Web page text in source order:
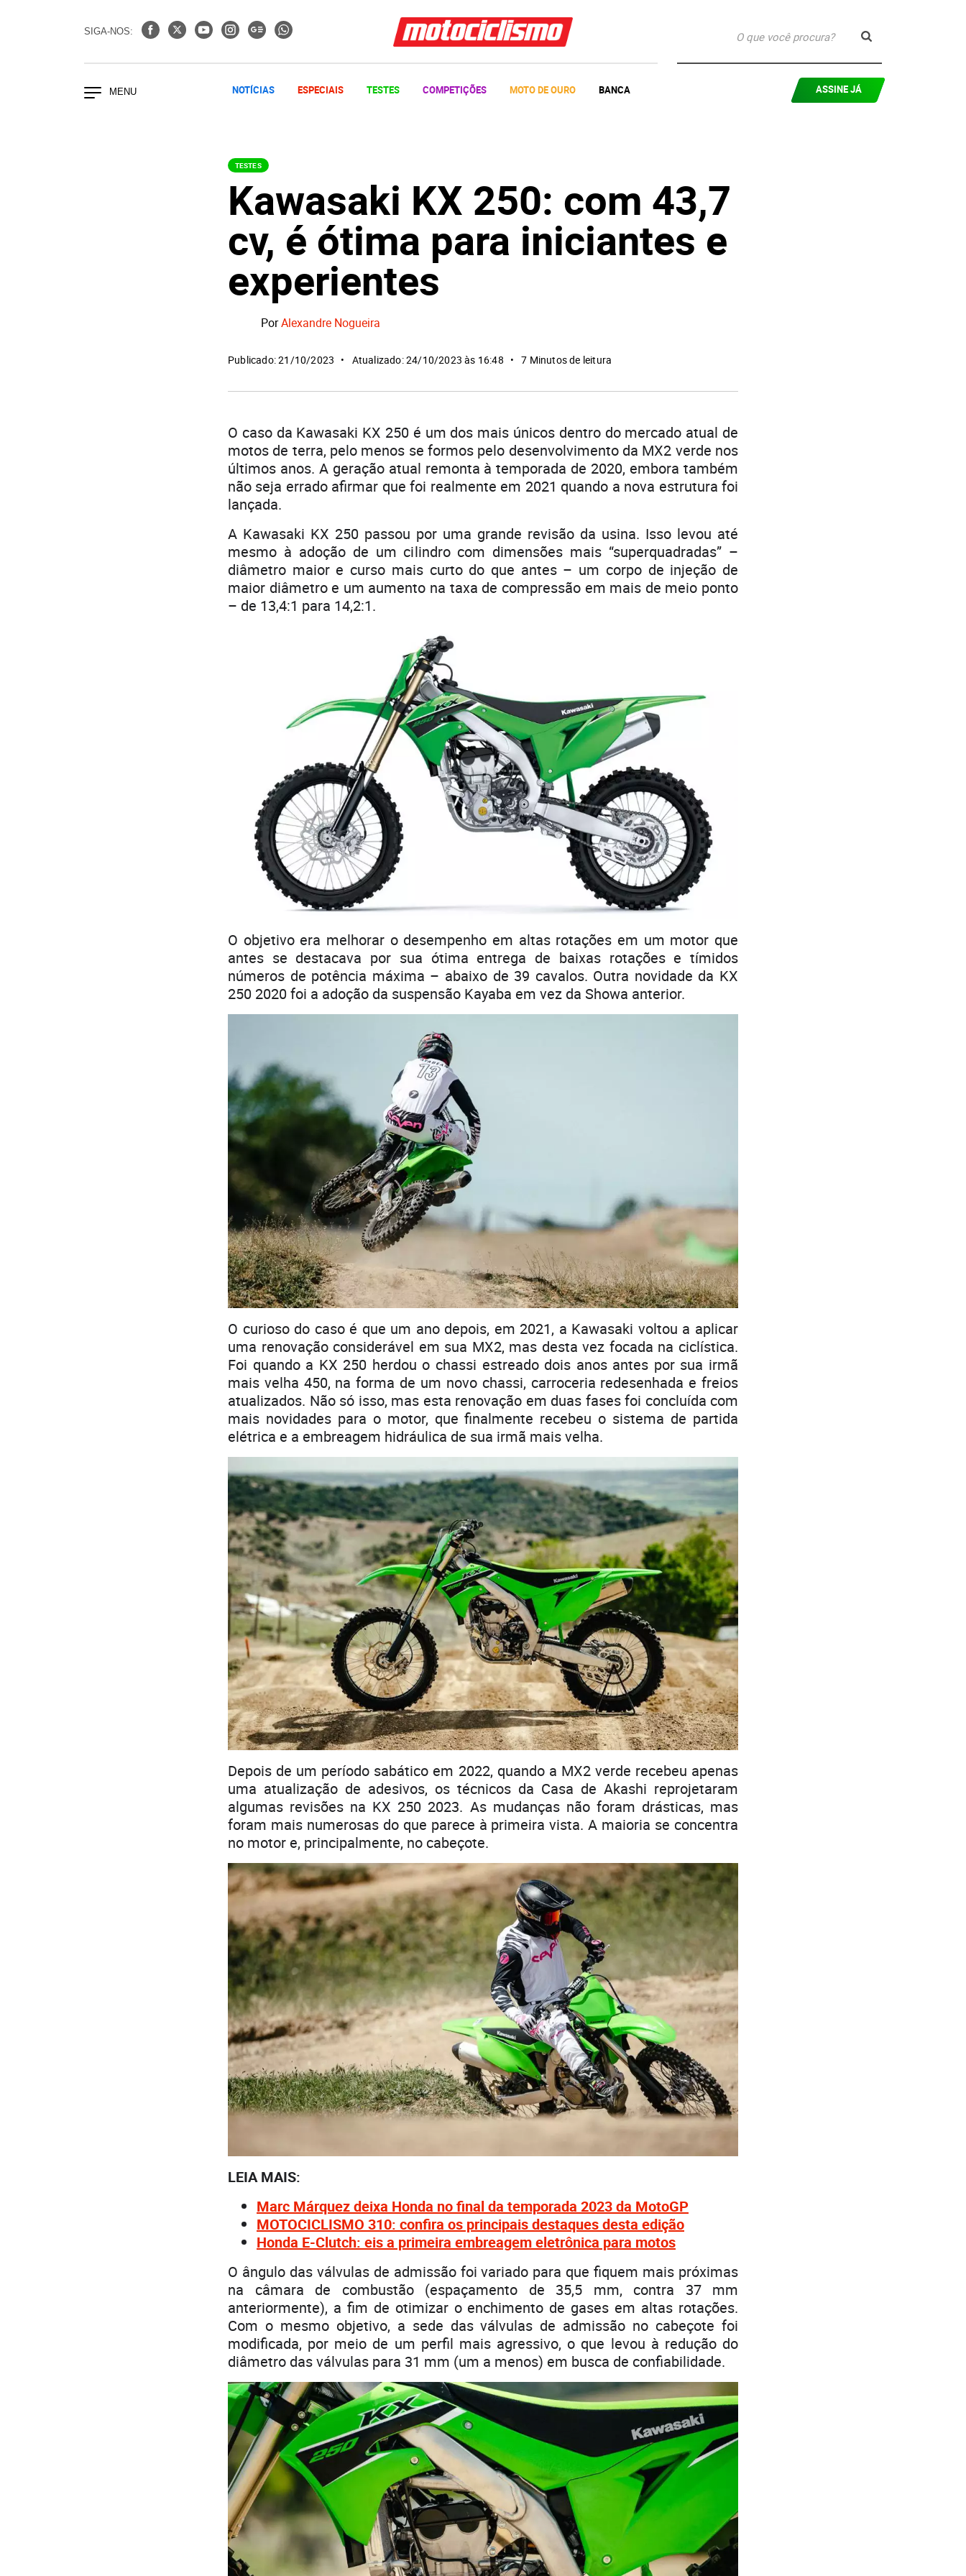
SIGA-NOS:
NOTÍCIAS ESPECIAIS TESTES COMPETIÇÕES MOTO DE OURO BANCA ASSINE JÁ
TESTES
Kawasaki KX 250: com 43,7
cv, é ótima para iniciantes e
experientes
PorAlexandre Nogueira
Publicado: 21/10/2023 Atualizado: 24/10/2023 às 16:48 7 Minutos de leitura
O caso da Kawasaki KX 250 é um dos mais únicos dentro do mercado atual de
motos de terra, pelo menos se formos pelo desenvolvimento da MX2 verde nos
últimos anos. A geração atual remonta à temporada de 2020, embora também
não seja errado afirmar que foi realmente em 2021 quando a nova estrutura foi
lançada.
A Kawasaki KX 250 passou por uma grande revisão da usina. Isso levou até
mesmo à adoção de um cilindro com dimensões mais “superquadradas” –
diâmetro maior e curso mais curto do que antes – um corpo de injeção de
maior diâmetro e um aumento na taxa de compressão em mais de meio ponto
– de 13,4:1 para 14,2:1.
O objetivo era melhorar o desempenho em altas rotações em um motor que
antes se destacava por sua ótima entrega de baixas rotações e tímidos
números de potência máxima – abaixo de 39 cavalos. Outra novidade da KX
250 2020 foi a adoção da suspensão Kayaba em vez da Showa anterior.
O curioso do caso é que um ano depois, em 2021, a Kawasaki voltou a aplicar
uma renovação considerável em sua MX2, mas desta vez focada na ciclística.
Foi quando a KX 250 herdou o chassi estreado dois anos antes por sua irmã
mais velha 450, na forma de um novo chassi, carroceria redesenhada e freios
atualizados. Não só isso, mas esta renovação em duas fases foi concluída com
mais novidades para o motor, que finalmente recebeu o sistema de partida
elétrica e a embreagem hidráulica de sua irmã mais velha.
Depois de um período sabático em 2022, quando a MX2 verde recebeu apenas
uma atualização de adesivos, os técnicos da Casa de Akashi reprojetaram
algumas revisões na KX 250 2023. As mudanças não foram drásticas, mas
foram mais numerosas do que parece à primeira vista. A maioria se concentra
no motor e, principalmente, no cabeçote.
LEIA MAIS:
Marc Márquez deixa Honda no final da temporada 2023 da MotoGP
MOTOCICLISMO 310: confira os principais destaques desta edição
Honda E-Clutch: eis a primeira embreagem eletrônica para motos
O ângulo das válvulas de admissão foi variado para que fiquem mais próximas
na câmara de combustão (espaçamento de 35,5 mm, contra 37 mm
anteriormente), a fim de otimizar o enchimento de gases em altas rotações.
Com o mesmo objetivo, a sede das válvulas de admissão no cabeçote foi
modificada, por meio de um perfil mais agressivo, o que levou à redução do
diâmetro das válvulas para 31 mm (um a menos) em busca de confiabilidade.